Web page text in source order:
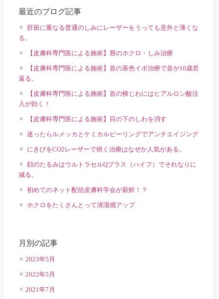
最近のブログ記事
肝斑に重なる普通のしみにレーザーをうっても意外と薄くな
る。
【皮膚科専門医による施術】唇のホクロ・しみ治療
【皮膚科専門医による施術】首の茶色イボ治療で首が10歳若
返る。
【皮膚科専門医による施術】首の横じわにはヒアルロン酸注
入が効く！
【皮膚科専門医による施術】目の下のしわを消す
迷ったらルメッカとケミカルピーリングでアンチエイジング
にきびをCO2レーザーで焼く治療はなぜか人気がある。
顔のたるみはウルトラセルQプラス（ハイフ）でそれなりに
減る。
初めてのネット配信皮膚科学会が新鮮！？
ホクロをたくさんとって清潔感アップ
月別の記事
2023年5月
2022年5月
2021年7月